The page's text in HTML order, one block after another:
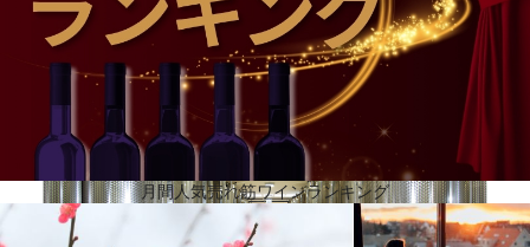
カートといった伝統品種を扱っています。このアプローチに一貫して、ノヴェッロのファヴォリー
タやナス・チェッタのような土着の葡萄の樹に投資しています。
月間人気売れ筋ワインランキング